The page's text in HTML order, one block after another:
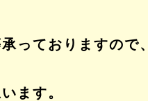
っておりますので、
ます。